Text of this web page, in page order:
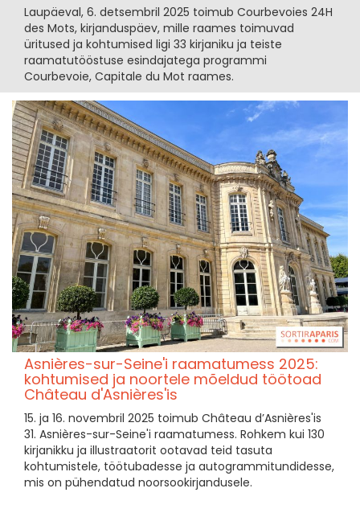
Laupäeval, 6. detsembril 2025 toimub Courbevoies 24H
des Mots, kirjanduspäev, mille raames toimuvad
üritused ja kohtumised ligi 33 kirjaniku ja teiste
raamatutööstuse esindajatega programmi
Courbevoie, Capitale du Mot raames.
Asnières-sur-Seine'i raamatumess 2025:
kohtumised ja noortele mõeldud töötoad
Château d'Asnières'is
15. ja 16. novembril 2025 toimub Château d’Asnières'is
31. Asnières-sur-Seine'i raamatumess. Rohkem kui 130
kirjanikku ja illustraatorit ootavad teid tasuta
kohtumistele, töötubadesse ja autogrammitundidesse,
mis on pühendatud noorsookirjandusele.